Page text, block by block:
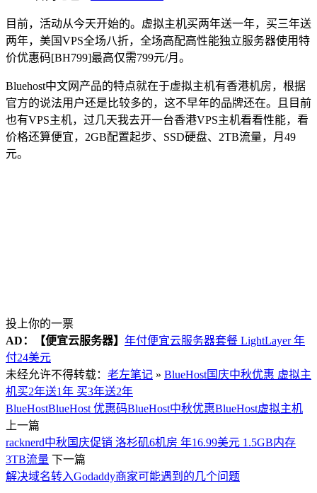
目前，活动从今天开始的。虚拟主机买两年送一年，买三年送
两年，美国VPS全场八折，全场高配高性能独立服务器使用特
价优惠码[BH799]最高仅需799元/月。
Bluehost中文网产品的特点就在于虚拟主机有香港机房，根据
官方的说法用户还是比较多的，这不早年的品牌还在。且目前
也有VPS主机，过几天我去开一台香港VPS主机看看性能，看
价格还算便宜，2GB配置起步、SSD硬盘、2TB流量，月49
元。
投上你的一票
AD：
【便宜云服务器】 年付便宜云服务器套餐 LightLayer 年
付24美元
未经允许不得转载： 老左笔记 » BlueHost国庆中秋优惠 虚拟主
机买2年送1年 买3年送2年
BlueHostBlueHost 优惠码BlueHost中秋优惠BlueHost虚拟主机
上一篇
racknerd中秋国庆促销 洛杉矶6机房 年16.99美元 1.5GB内存
3TB流量 下一篇
解决域名转入Godaddy商家可能遇到的几个问题